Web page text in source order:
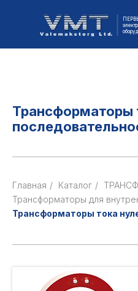
Трансформаторы
Главная / Каталог /
Трансформаторы для
Трансформаторы тока